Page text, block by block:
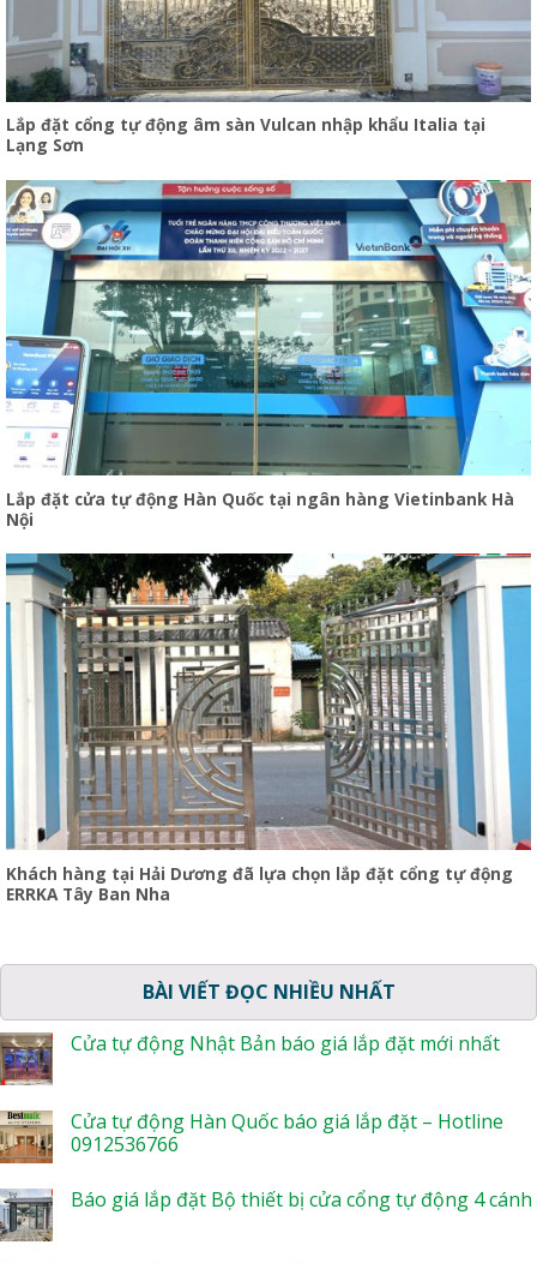
Lắp đặt cổng tự động âm sàn Vulcan nhập khẩu Italia tại
Lạng Sơn
Lắp đặt cửa tự động Hàn Quốc tại ngân hàng Vietinbank Hà
Nội
Khách hàng tại Hải Dương đã lựa chọn lắp đặt cổng tự động
ERRKA Tây Ban Nha
BÀI VIẾT ĐỌC NHIỀU NHẤT
Cửa tự động Nhật Bản báo giá lắp đặt mới nhất
Cửa tự động Hàn Quốc báo giá lắp đặt – Hotline
0912536766
Báo giá lắp đặt Bộ thiết bị cửa cổng tự động 4 cánh